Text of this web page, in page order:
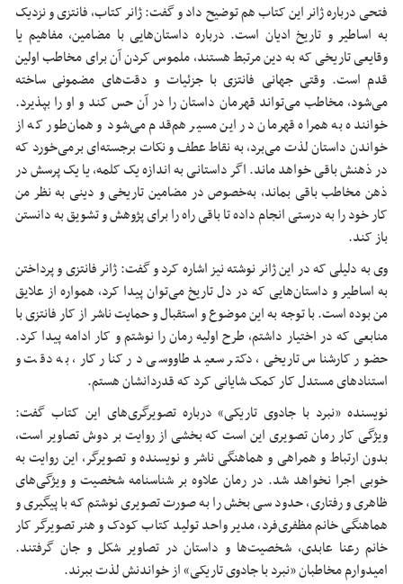
فتحی درباره ژانر این کتاب هم توضیح داد و گفت: ژانر کتاب، فانتزی و نزدیک
به اساطیر و تاریخ ادیان است. درباره داستان‌هایی با مضامین، مفاهیم یا
وقایعی تاریخی که به دین مرتبط هستند، ملموس کردن آن برای مخاطب اولین
قدم است. وقتی جهانی فانتزی با جزئیات و دقت‌های مضمونی ساخته
می‌شود، مخاطب می‌تواند قهرمان داستان را در آن حس کند و او را بپذیرد.
خواننده به همراه قهرمان در این مسیر هم‌قدم می‌شود و همان‌طور که از
خواندن داستان لذت می‌برد، به نقاط عطف و نکات برجسته‌ای برمی‌خورد که
در ذهنش باقی خواهد ماند. اگر داستانی به اندازه یک کلمه، یا یک پرسش در
ذهن مخاطب باقی بماند، به‌خصوص در مضامین تاریخی و دینی به نظر من
کار خود را به درستی انجام داده تا باقی راه را برای پژوهش و تشویق به دانستن
باز کند.
وی به دلیلی که در این ژانر نوشته نیز اشاره کرد و گفت: ژانر فانتزی و پرداختن
به اساطیر و داستان‌هایی که در دل تاریخ می‌توان پیدا کرد، همواره از علایق
من بوده است. با توجه به این موضوع و استقبال و حمایت ناشر از کار فانتزی با
منابعی که در اختیار داشتم، طرح اولیه رمان را نوشتم و کار ادامه پیدا کرد.
حضور کارشناس تاریخی، دکتر سعید طاووسی در کنار کار، به دقت و
استنادهای مستدل کار کمک شایانی کرد که قدردانشان هستم.
نویسنده «نبرد با جادوی تاریکی» درباره تصویرگری‌های این کتاب گفت:
ویژگی کار رمان تصویری این است که بخشی از روایت بر دوش تصاویر است،
بدون ارتباط و همراهی و هماهنگی ناشر و نویسنده و تصویرگر، این روایت به
خوبی اجرا نخواهد شد. در رمان علاوه بر شناسنامه شخصیت و ویژگی‌های
ظاهری و رفتاری، حدود سی بخش را به صورت تصویری نوشتم که با پیگیری و
هماهنگی خانم مظفری‌فرد، مدیر واحد تولید کتاب کودک و هنر تصویرگر کار
خانم رعنا عابدی، شخصیت‌ها و داستان در تصاویر شکل و جان گرفتند.
امیدوارم مخاطبان «نبرد با جادوی تاریکی» از خواندنش لذت ببرند.